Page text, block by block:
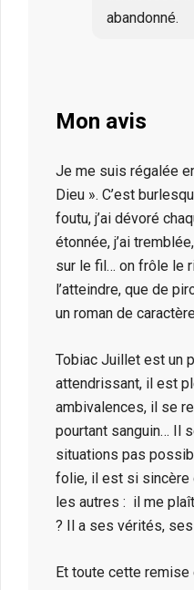
abandonné.
Mon avis
Je me suis régalée
Dieu ». C’est
foutu, j’ai dévoré
étonnée, j’ai
sur le fil… on frôle le
l’atteindre, que de
un roman de
Tobiac Juillet est un
attendrissant, il est
ambivalences, il se
pourtant sanguin… Il
situations pas
folie, il est si sincère
les autres : il me
? Il a ses vérités,
Et toute cette